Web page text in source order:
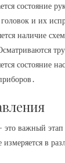
состояние
и их
наличие
состояние
это важный
в